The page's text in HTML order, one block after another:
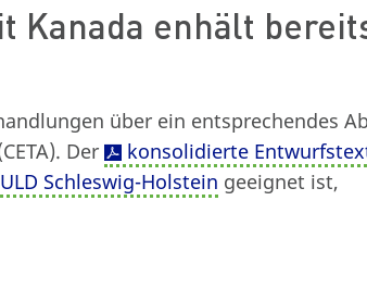
Kanada enhält
über ein entsprechendes
Der
konsolidierte
ULD Schleswig-Holstein geeignet ist,